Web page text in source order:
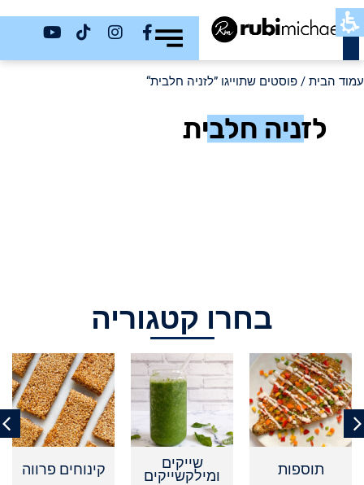
כשר
עמוד הבית / פוסטים שתוייגו ”לזניה חלבית“
לזניה חלבית
בחרו קטגוריה
תוספות שייקים
ומילקשייקים קינוחים פרווה